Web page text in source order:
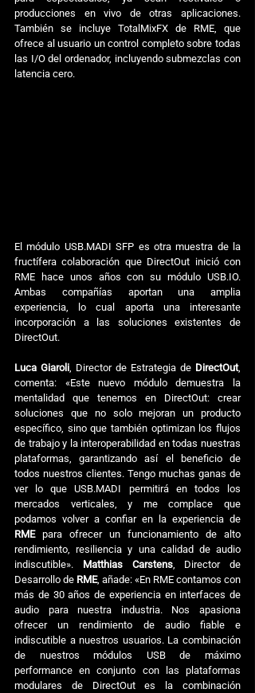
producciones en vivo de otras aplicaciones.
También se incluye TotalMixFX de RME, que
ofrece al usuario un control completo sobre todas
las I/O del ordenador, incluyendo submezclas con
latencia cero.
El módulo USB.MADI SFP es otra muestra de la
fructífera colaboración que DirectOut inició con
RME hace unos años con su módulo USB.IO.
Ambas compañías aportan una amplia
experiencia, lo cual aporta una interesante
incorporación a las soluciones existentes de
DirectOut.
Luca Giaroli , Director de Estrategia de DirectOut,
comenta: «Este nuevo módulo demuestra la
mentalidad que tenemos en DirectOut: crear
soluciones que no solo mejoran un producto
específico, sino que también optimizan los flujos
de trabajo y la interoperabilidad en todas nuestras
plataformas, garantizando así el beneficio de
todos nuestros clientes. Tengo muchas ganas de
ver lo que USB.MADI permitirá en todos los
mercados verticales, y me complace que
RME para ofrecer un funcionamiento de alto
rendimiento, resiliencia y una calidad de audio
indiscutible». Matthias Carstens, Director de
Desarrollo de RME, añade: «En RME contamos con
más de 30 años de experiencia en interfaces de
audio para nuestra industria. Nos apasiona
ofrecer un rendimiento de audio fiable e
indiscutible a nuestros usuarios. La combinación
de nuestros módulos USB de máximo
performance en conjunto con las plataformas
modulares de DirectOut es la combinación